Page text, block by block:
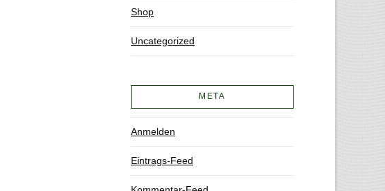
Shop
Uncategorized
META
Anmelden
Eintrags-Feed